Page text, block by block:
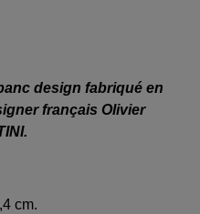
design fabriqué en
français Olivier
cm.